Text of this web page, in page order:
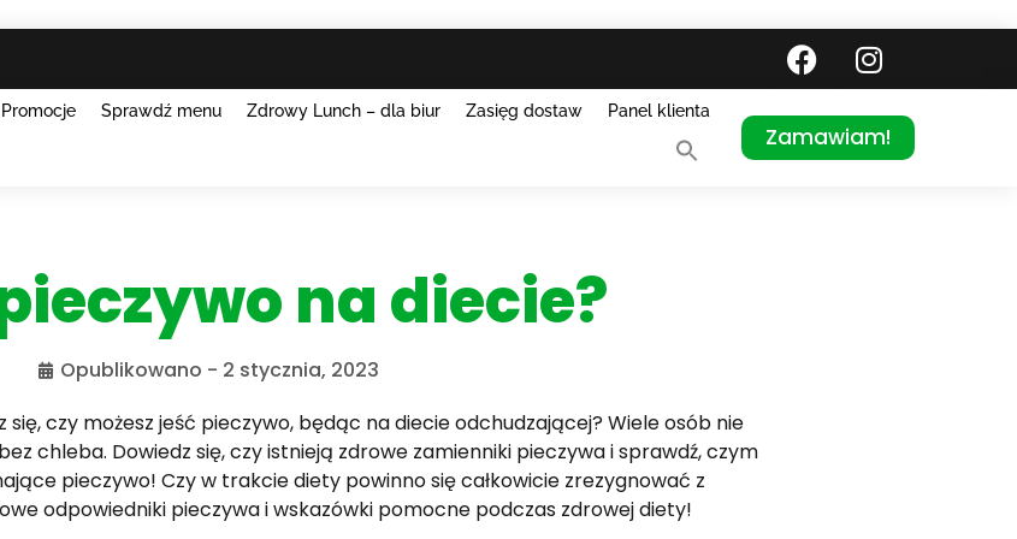
Promocje Sprawdź menu Zdrowy Lunch – dla biur Zasięg dostaw Panel klienta
Zamawiam!
na diecie?
Opublikowano - 2 stycznia, 2023
czy możesz jeść pieczywo, będąc na diecie odchudzającej? Wiele osób nie
chleba. Dowiedz się, czy istnieją zdrowe zamienniki pieczywa i sprawdź, czym
pieczywo! Czy w trakcie diety powinno się całkowicie zrezygnować z
odpowiedniki pieczywa i wskazówki pomocne podczas zdrowej diety!